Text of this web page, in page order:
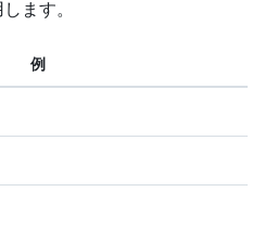
ます。
例